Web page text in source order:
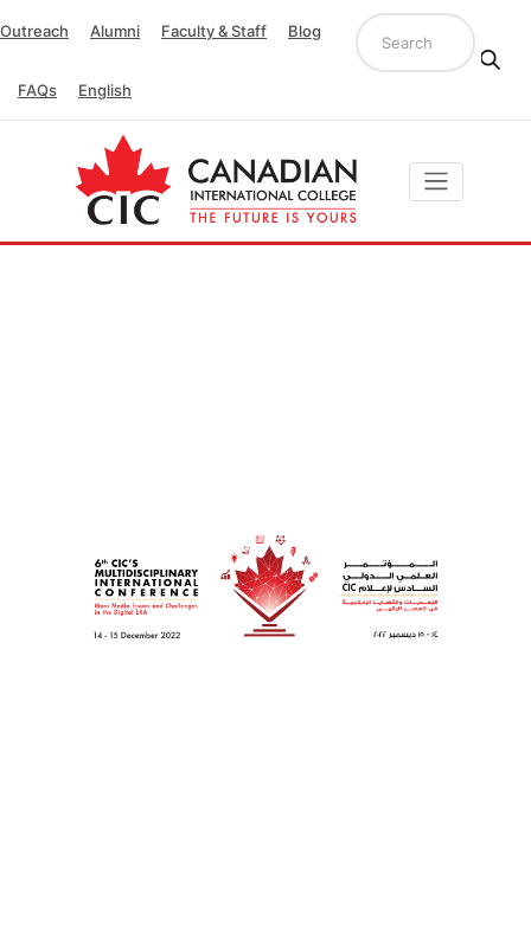
Outreach Alumni Faculty & Staff Blog
FAQs English